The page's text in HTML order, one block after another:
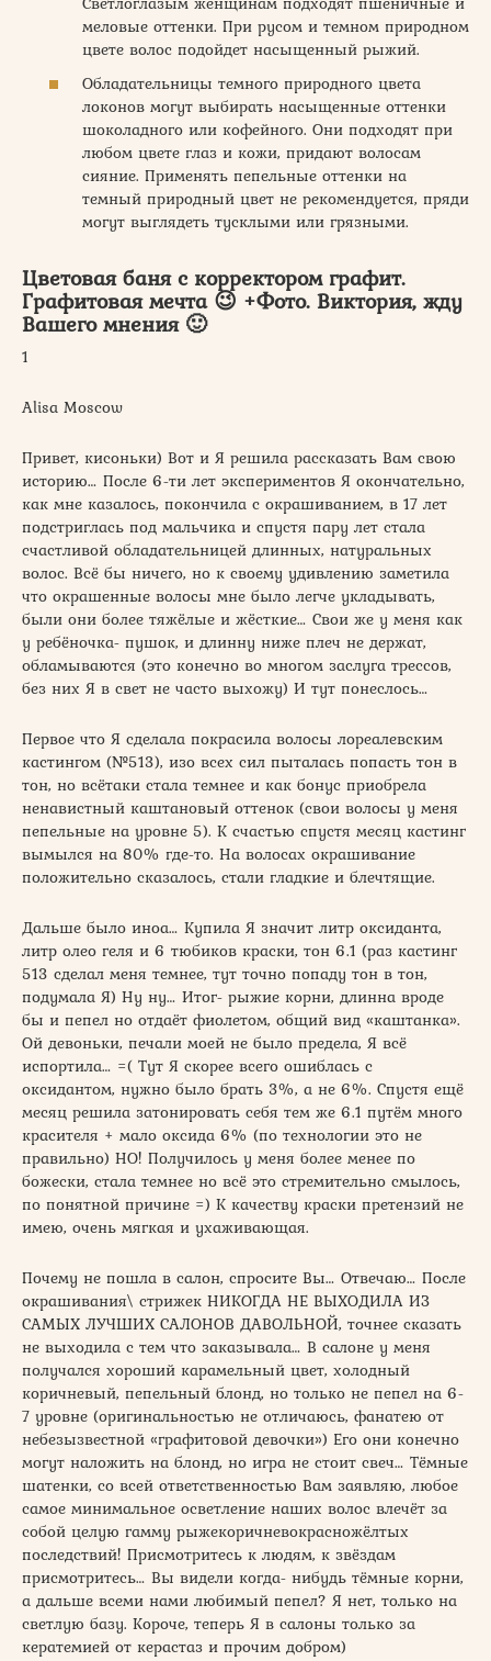
меловые оттенки. При русом и темном природном
цвете волос подойдет насыщенный рыжий.
Обладательницы темного природного цвета
локонов могут выбирать насыщенные оттенки
шоколадного или кофейного. Они подходят при
любом цвете глаз и кожи, придают волосам
сияние. Применять пепельные оттенки на
темный природный цвет не рекомендуется, пряди
могут выглядеть тусклыми или грязными.
Цветовая баня с корректором графит.
Графитовая мечта 😉 +Фото. Виктория, жду
Вашего мнения 🙂
1
Alisa Moscow
Привет, кисоньки) Вот и Я решила рассказать Вам свою
историю… После 6-ти лет экспериментов Я окончательно,
как мне казалось, покончила с окрашиванием, в 17 лет
подстриглась под мальчика и спустя пару лет стала
счастливой обладательницей длинных, натуральных
волос. Всё бы ничего, но к своему удивлению заметила
что окрашенные волосы мне было легче укладывать,
были они более тяжёлые и жёсткие… Свои же у меня как
у ребёночка- пушок, и длинну ниже плеч не держат,
обламываются (это конечно во многом заслуга трессов,
без них Я в свет не часто выхожу) И тут понеслось…
Первое что Я сделала покрасила волосы лореалевским
кастингом (№513), изо всех сил пыталась попасть тон в
тон, но всётаки стала темнее и как бонус приобрела
ненавистный каштановый оттенок (свои волосы у меня
пепельные на уровне 5). К счастью спустя месяц кастинг
вымылся на 80% где-то. На волосах окрашивание
положительно сказалось, стали гладкие и блечтящие.
Дальше было иноа… Купила Я значит литр оксиданта,
литр олео геля и 6 тюбиков краски, тон 6.1 (раз кастинг
513 сделал меня темнее, тут точно попаду тон в тон,
подумала Я) Ну ну… Итог- рыжие корни, длинна вроде
бы и пепел но отдаёт фиолетом, общий вид «каштанка».
Ой девоньки, печали моей не было предела, Я всё
испортила… =( Тут Я скорее всего ошиблась с
оксидантом, нужно было брать 3%, а не 6%. Спустя ещё
месяц решила затонировать себя тем же 6.1 путём много
красителя + мало оксида 6% (по технологии это не
правильно) НО! Получилось у меня более менее по
божески, стала темнее но всё это стремительно смылось,
по понятной причине =) К качеству краски претензий не
имею, очень мягкая и ухаживающая.
Почему не пошла в салон, спросите Вы… Отвечаю… После
окрашивания\ стрижек НИКОГДА НЕ ВЫХОДИЛА ИЗ
САМЫХ ЛУЧШИХ САЛОНОВ ДАВОЛЬНОЙ, точнее сказать
не выходила с тем что заказывала… В салоне у меня
получался хороший карамельный цвет, холодный
коричневый, пепельный блонд, но только не пепел на 6-
7 уровне (оригинальностью не отличаюсь, фанатею от
небезызвестной «графитовой девочки») Его они конечно
могут наложить на блонд, но игра не стоит свеч… Тёмные
шатенки, со всей ответственностью Вам заявляю, любое
самое минимальное осветление наших волос влечёт за
собой целую гамму рыжекоричневокрасножёлтых
последствий! Присмотритесь к людям, к звёздам
присмотритесь… Вы видели когда- нибудь тёмные корни,
а дальше всеми нами любимый пепел? Я нет, только на
светлую базу. Короче, теперь Я в салоны только за
кератемией от керастаз и прочим добром)